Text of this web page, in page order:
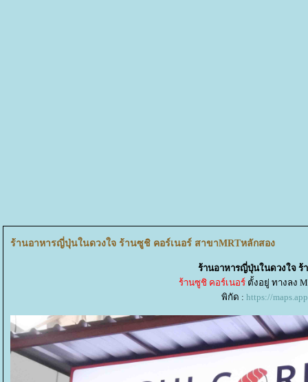
ร้านอาหารญี่ปุ่นในดวงใจ ร้านซูชิ คอร์เนอร์ สาขาMRTหลักสอง
ร้านอาหารญี่ปุ่นในดวงใจ ร้
ร้านซูชิ คอร์เนอร์ตั้งอยู่ ทางลง
พิกัด : https://